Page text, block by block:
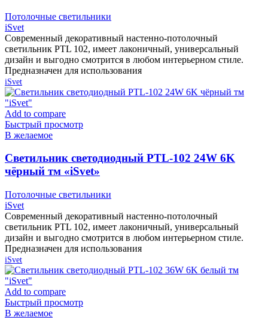
Потолочные светильники
iSvet
Современный декоративный настенно-потолочный
светильник PTL 102, имеет лаконичный, универсальный
дизайн и выгодно смотрится в любом интерьерном стиле.
Предназначен для использования
iSvet
Add to compare
Быстрый просмотр
В желаемое
Cветильник светодиодный PTL-102 24W 6K
чёрный тм «iSvet»
Потолочные светильники
iSvet
Современный декоративный настенно-потолочный
светильник PTL 102, имеет лаконичный, универсальный
дизайн и выгодно смотрится в любом интерьерном стиле.
Предназначен для использования
iSvet
Add to compare
Быстрый просмотр
В желаемое